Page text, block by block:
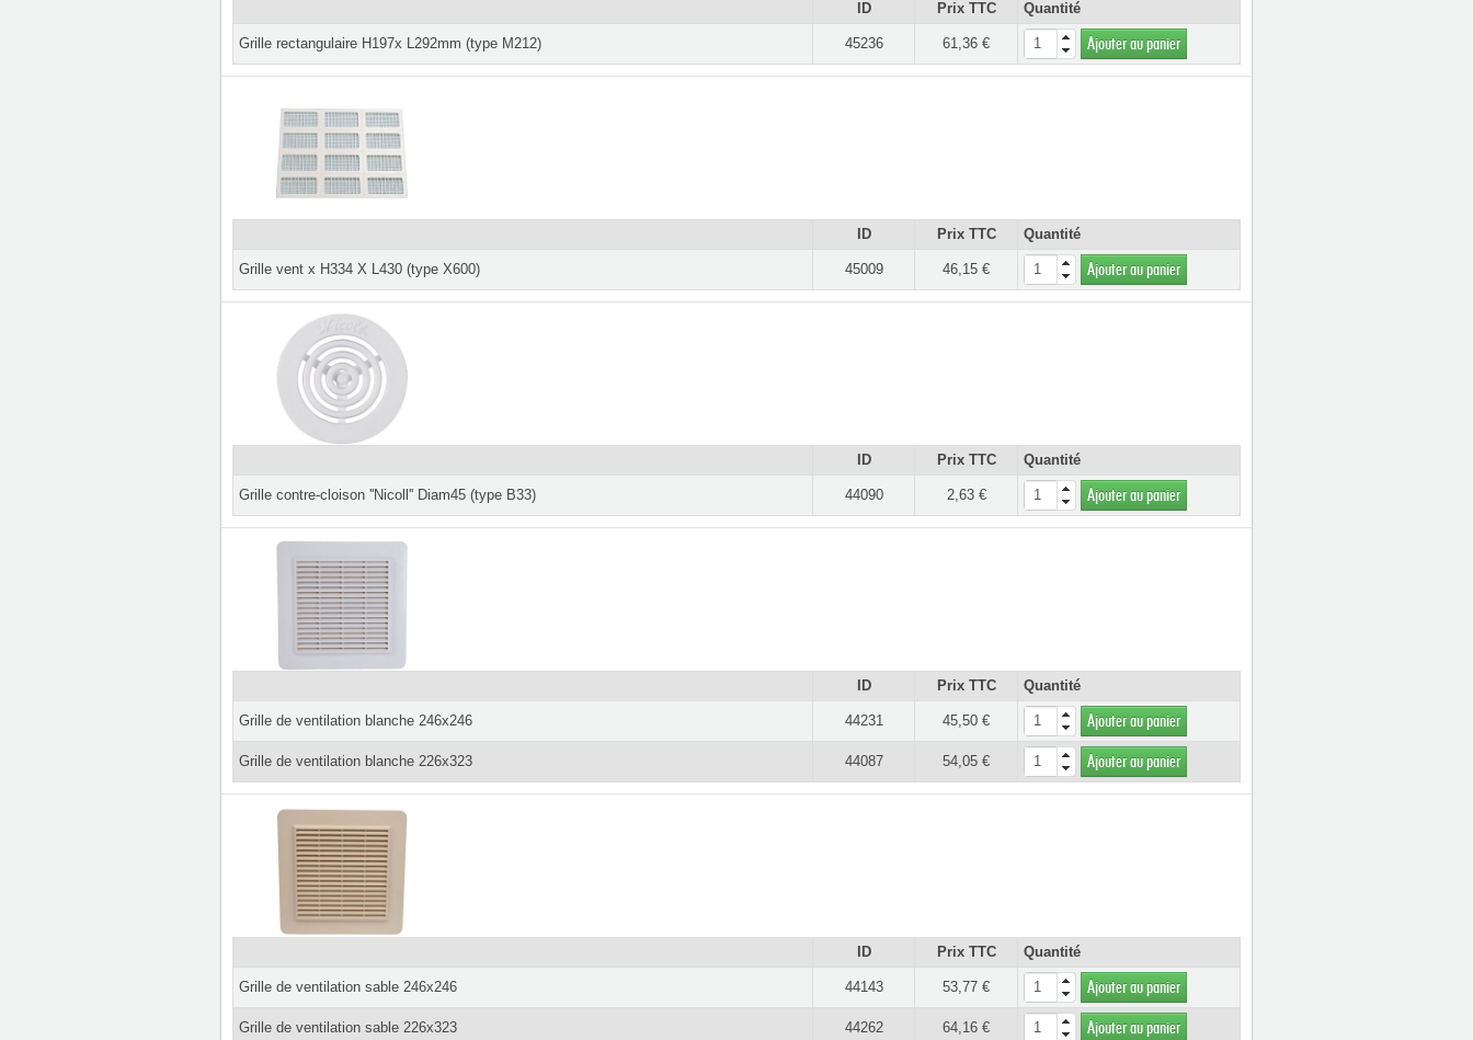
ID Prix TTC Quantité
Grille rectangulaire H197x L292mm (type M212) 45236 61,36 € Ajouter au panier
ID Prix TTC Quantité
Grille vent x H334 X L430 (type X600) 45009 46,15 € Ajouter au panier
ID Prix TTC Quantité
Grille contre-cloison ''Nicoll'' Diam45 (type B33) 44090 2,63 € Ajouter au panier
ID Prix TTC Quantité
Grille de ventilation blanche 246x246 44231 45,50 € Ajouter au panier
Grille de ventilation blanche 226x323 44087 54,05 € Ajouter au panier
ID Prix TTC Quantité
Grille de ventilation sable 246x246 44143 53,77 € Ajouter au panier
Grille de ventilation sable 226x323 44262 64,16 € Ajouter au panier